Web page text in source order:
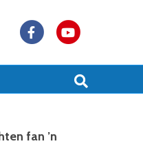
b
u
fan ’n